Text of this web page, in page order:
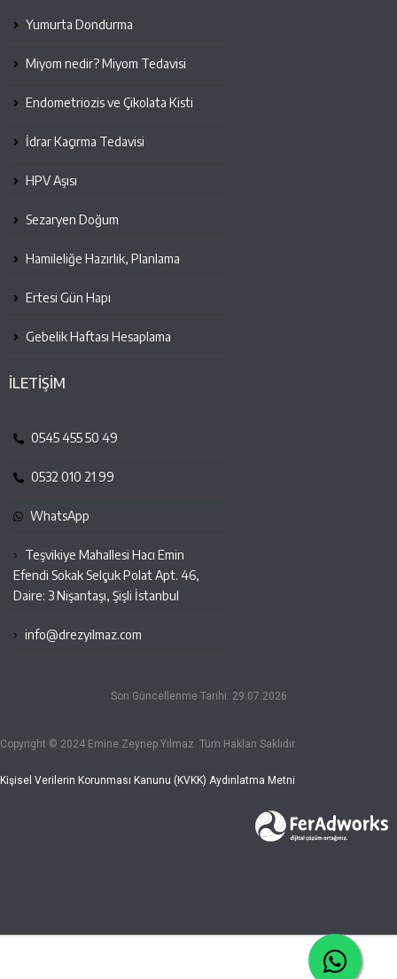
Yumurta Dondurma
Miyom nedir? Miyom Tedavisi
Endometriozis ve Çikolata Kisti
İdrar Kaçırma Tedavisi
HPV Aşısı
Sezaryen Doğum
Hamileliğe Hazırlık, Planlama
Ertesi Gün Hapı
Gebelik Haftası Hesaplama
İLETİŞİM
0545 455 50 49
0532 010 21 99
WhatsApp
Teşvikiye Mahallesi Hacı Emin
Efendi Sokak Selçuk Polat Apt. 46,
Daire: 3 Nişantaşı, Şişli İstanbul
info@drezyilmaz.com
Son Güncellenme Tarihi: 29.07.2026
Copyright © 2024 Emine Zeynep Yılmaz. Tüm Hakları Saklıdır.
Kişisel Verilerin Korunması Kanunu (KVKK) Aydınlatma Metni